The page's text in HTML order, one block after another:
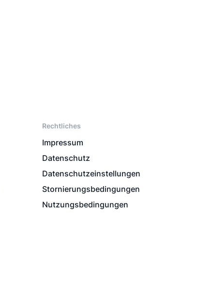
Rechtliches
Impressum
Datenschutz
Datenschutzeinstellungen
Stornierungsbedingungen
Nutzungsbedingungen